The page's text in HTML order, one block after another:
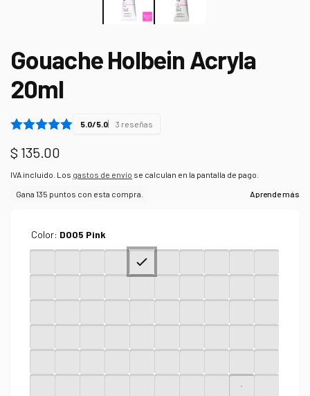
Gouache Holbein Acryla
20ml
5.0/5.0 3 reseñas
Precio
habitual
$ 135.00
IVA incluido. Los gastos de envío se calculan en la pantalla de pago.
Color: D005 Pink